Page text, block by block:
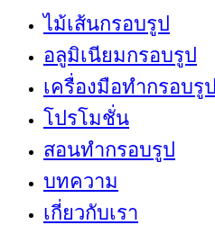
ไม้เส้นกรอบรูป
อลูมิเนียมกรอบรูป
เครื่องมือทำกรอบรูป
โปรโมชั่น
สอนทำกรอบรูป
บทความ
เกี่ยวกับเรา